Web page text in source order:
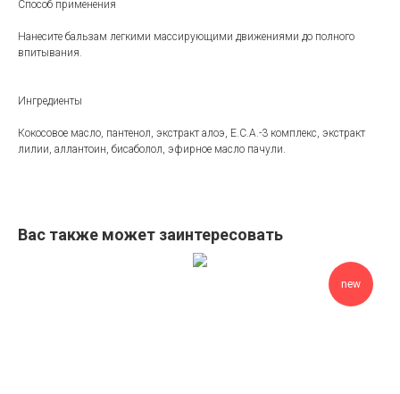
Способ применения
Нанесите бальзам легкими массирующими движениями до полного
впитывания.
Ингредиенты
Кокосовое масло, пантенол, экстракт алоэ, Е.С.А.-3 комплекс, экстракт
лилии, аллантоин, бисаболол, эфирное масло пачули.
Вас также может заинтересовать
new